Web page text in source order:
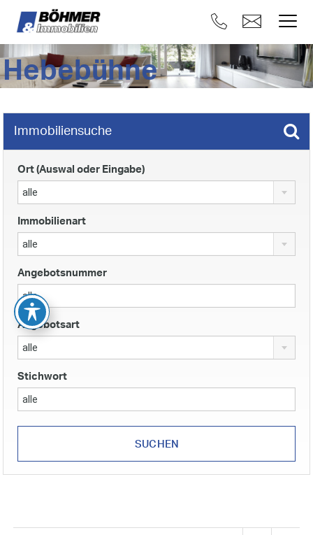
Hebebühne
Immobiliensuche
Ort (Auswal oder Eingabe)
alle
Immobilienart
alle
Angebotsnummer
Angebotsart
alle
Stichwort